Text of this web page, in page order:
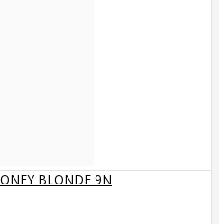
BLONDE 9N